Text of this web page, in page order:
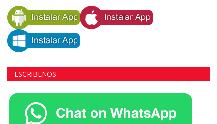
ESCRIBENOS